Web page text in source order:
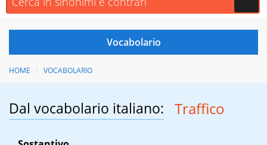
HOME VOCABOLARIO
Dal vocabolario italiano: Traffico